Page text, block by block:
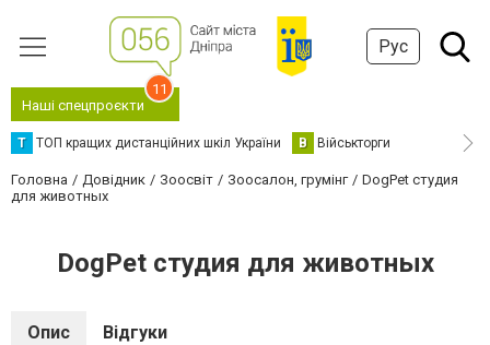
Рус
Наші спецпроєкти
11
Т ТОП кращих дистанційних шкіл України В Військторги
Головна Довідник Зоосвіт Зоосалон, грумінг
DogPet студия
для животных
DogPet студия для животных
Опис Відгуки